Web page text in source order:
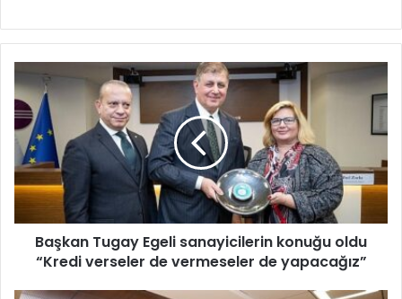
a
ş
k
a
n
T
u
g
Başkan Tugay Egeli sanayicilerin konuğu oldu
“Kredi verseler de vermeseler de yapacağız”